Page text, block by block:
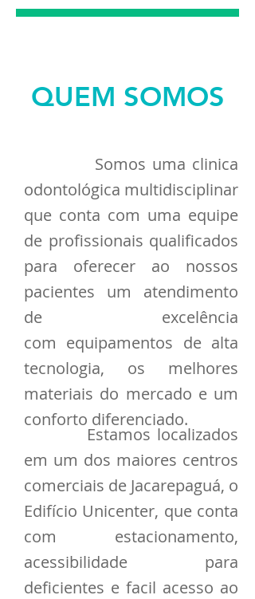
QUEM SOMOS
Somos uma clinica
odontológica multidisciplinar
que conta com uma equipe
de profissionais qualificados
para oferecer ao nossos
pacientes um atendimento
de excelência
com equipamentos de alta
tecnologia, os melhores
materiais do mercado e um
conforto diferenciado.
Estamos localizados
em um dos maiores centros
comerciais de Jacarepaguá, o
Edifício Unicenter, que conta
com estacionamento,
acessibilidade para
deficientes e facil acesso ao